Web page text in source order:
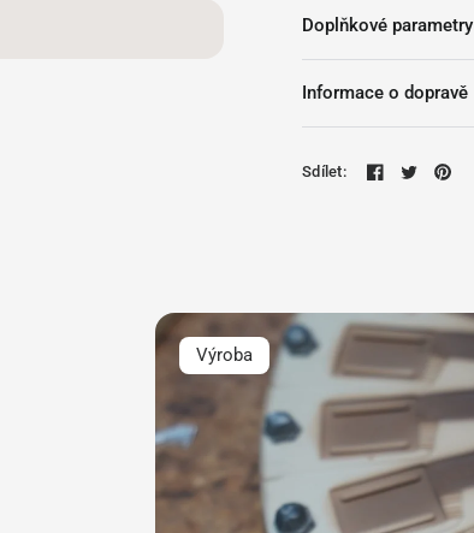
Doplňkové parametry
Informace o dopravě
Sdílet:
Výroba